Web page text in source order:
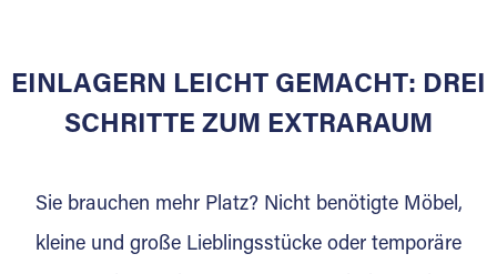
Sie bieten Kunden Lagerraum zur Miete, der
für die Einlagerung von Umzugsgut gebaut
Lagerkunden und Vermietungen.
Ihre Vorteile als Extraraum Partner:
EINLAGERN LEICHT GEMACHT: DREI
SCHRITTE ZUM EXTRARAUM
Sie brauchen mehr Platz? Nicht benötigte Möbel,
kleine und große Lieblingsstücke oder temporäre